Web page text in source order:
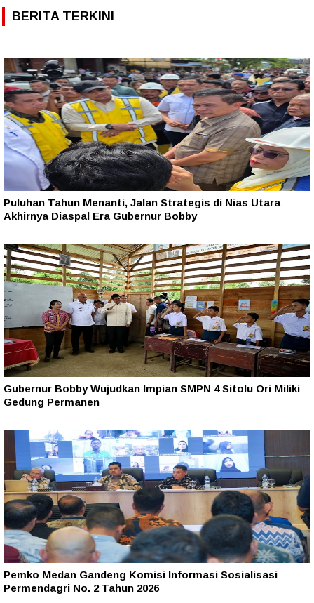
BERITA TERKINI
Puluhan Tahun Menanti, Jalan Strategis di Nias Utara
Akhirnya Diaspal Era Gubernur Bobby
Gubernur Bobby Wujudkan Impian SMPN 4 Sitolu Ori Miliki
Gedung Permanen
Pemko Medan Gandeng Komisi Informasi Sosialisasi
Permendagri No. 2 Tahun 2026